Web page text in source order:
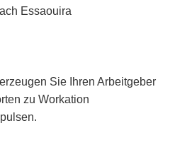
Essaouira
Sie Ihren Arbeitgeber
zu Workation